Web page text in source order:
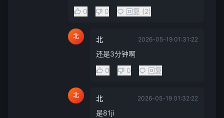
0
0 回复 (2)
北 北 2026-05-19 01:31:22
还是3分钟啊
0
0 回复
北 北 2026-05-19 01:32:22
是81ji